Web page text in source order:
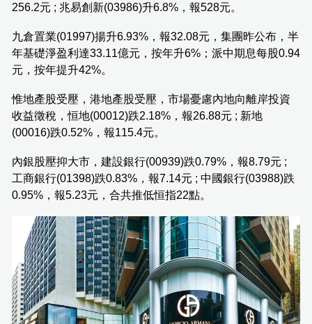
256.2元 ; 兆易創新(03986)升6.8%，報528元。
九倉置業(01997)揚升6.93%，報32.08元，集團昨公布，半
年基礎淨盈利達33.11億元，按年升6%；派中期息每股0.94
元，按年提升42%。
惟地產股受壓，港地產股受壓，市場憂慮內地向離岸投資
收益徵稅，恒地(00012)跌2.18%，報26.88元 ; 新地
(00016)跌0.52%，報115.4元。
內銀股壓抑大市，建設銀行(00939)跌0.79%，報8.79元 ;
工商銀行(01398)跌0.83%，報7.14元 ; 中國銀行(03988)跌
0.95%，報5.23元，合共推低恒指22點。